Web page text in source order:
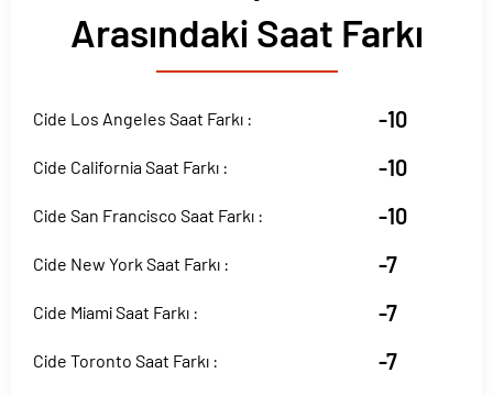
Arasındaki Saat Farkı
Cide Los Angeles Saat Farkı : -10
Cide California Saat Farkı : -10
Cide San Francisco Saat Farkı : -10
Cide New York Saat Farkı : -7
Cide Miami Saat Farkı : -7
Cide Toronto Saat Farkı : -7